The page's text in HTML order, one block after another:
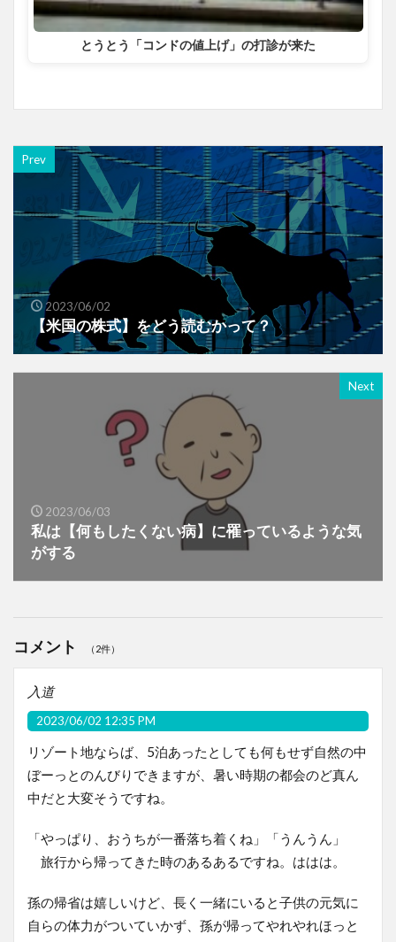
とうとう「コンドの値上げ」の打診が来た
Prev
2023/06/02
【米国の株式】をどう読むかって？
Next
2023/06/03
私は【何もしたくない病】に罹っているような気
がする
コメント （2件）
入道
2023/06/02 12:35 PM
リゾート地ならば、5泊あったとしても何もせず自然の中
ぼーっとのんびりできますが、暑い時期の都会のど真ん
中だと大変そうですね。
「やっぱり、おうちが一番落ち着くね」「うんうん」
旅行から帰ってきた時のあるあるですね。ははは。
孫の帰省は嬉しいけど、長く一緒にいると子供の元気に
自らの体力がついていかず、孫が帰ってやれやれほっと